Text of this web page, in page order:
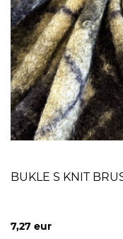
BUKLE S KNIT
7,27 eur